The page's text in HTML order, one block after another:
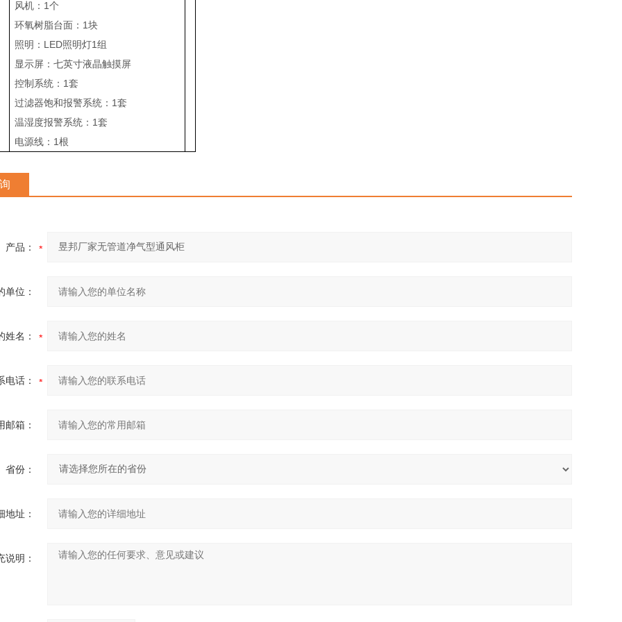
风机：1个
环氧树脂台面：1块
照明：LED照明灯1组
显示屏：七英寸液晶触摸屏
控制系统：1套
过滤器饱和报警系统：1套
温湿度报警系统：1套
电源线：1根
产品：
单位：
姓名：
电话：
邮箱：
省份：
地址：
说明：